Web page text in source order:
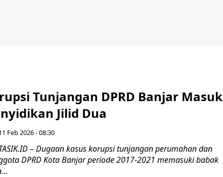
Tunjangan DPRD Banjar Masuk
Jilid Dua
Feb 2026 - 08:30
– Dugaan kasus korupsi tunjangan perumahan dan
DPRD Kota Banjar periode 2017-2021 memasuki babak